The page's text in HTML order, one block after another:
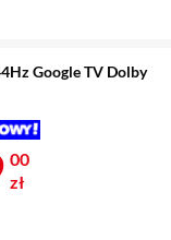
Google TV Dolby
899 zł
00
zł